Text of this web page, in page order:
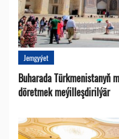
Jemgyýet
Buharada Türkmenistanyň
döretmek meýilleşdirilýär